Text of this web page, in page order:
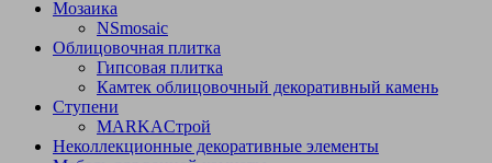
Мозаика
NSmosaic
Облицовочная плитка
Гипсовая плитка
Камтек облицовочный декоративный камень
Ступени
МARKAСтрой
Неколлекционные декоративные элементы